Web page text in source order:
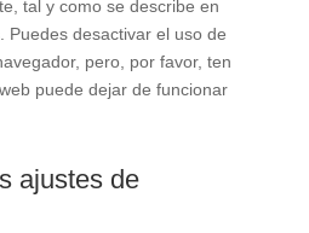
tal y como se describe en
Puedes desactivar el uso de
pero, por favor, ten
puede dejar de funcionar
ajustes de